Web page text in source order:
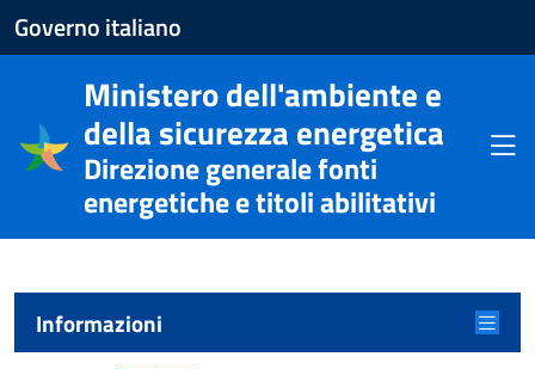
Apre
il
del
Governo
italiano
Governo italiano
Ministero dell'ambiente e
della sicurezza energetica
Direzione generale fonti
energetiche e titoli abilitativi
Informazioni
Apri